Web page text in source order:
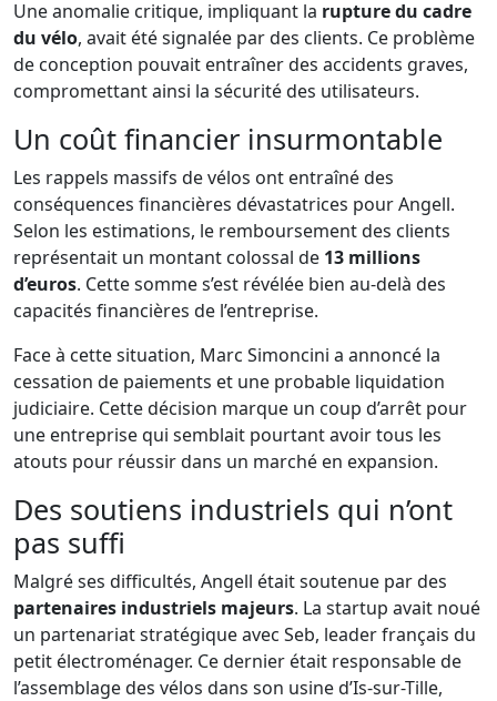
Une anomalie critique, impliquant la rupture du cadre
du vélo, avait été signalée par des clients. Ce problème
de conception pouvait entraîner des accidents graves,
compromettant ainsi la sécurité des utilisateurs.
Un coût financier insurmontable
Les rappels massifs de vélos ont entraîné des
conséquences financières dévastatrices pour Angell.
Selon les estimations, le remboursement des clients
représentait un montant colossal de 13 millions
d’euros. Cette somme s’est révélée bien au-delà des
capacités financières de l’entreprise.
Face à cette situation, Marc Simoncini a annoncé la
cessation de paiements et une probable liquidation
judiciaire. Cette décision marque un coup d’arrêt pour
une entreprise qui semblait pourtant avoir tous les
atouts pour réussir dans un marché en expansion.
Des soutiens industriels qui n’ont
pas suffi
Malgré ses difficultés, Angell était soutenue par des
partenaires industriels majeurs. La startup avait noué
un partenariat stratégique avec Seb, leader français du
petit électroménager. Ce dernier était responsable de
l’assemblage des vélos dans son usine d’Is-sur-Tille,